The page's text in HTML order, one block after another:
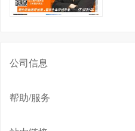
公司信息
帮助/服务